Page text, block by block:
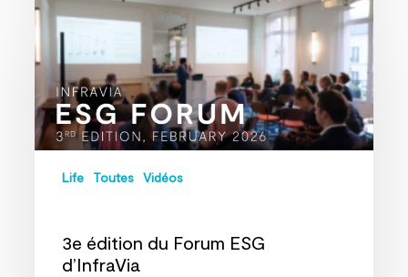
édition
du
Forum
ESG
d’InfraVia
Life Toutes Vidéos
3e édition du Forum ESG
d’InfraVia